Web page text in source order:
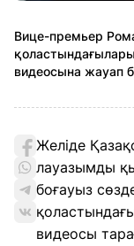
Вице-премьер
видеосына жауап
Желіде
лауазымды
боғауыз
видеосы